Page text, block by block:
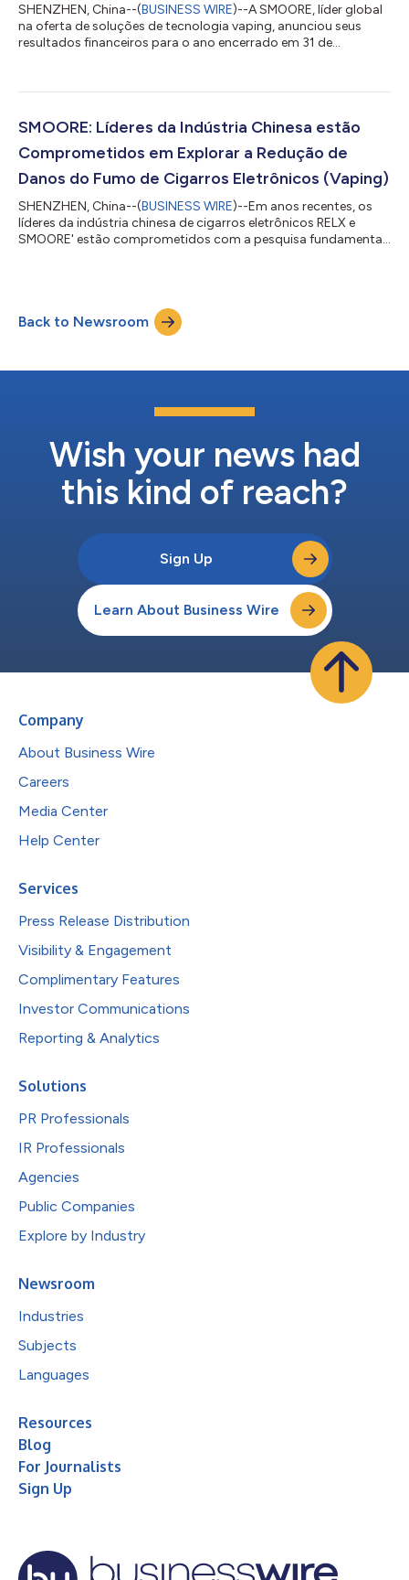
SHENZHEN, China--(BUSINESS WIRE)--A SMOORE, líder global
na oferta de soluções de tecnologia vaping, anunciou seus
resultados financeiros para o ano encerrado em 31 de
ano de aproximadamente 37,4%. A empresa também se
produção direta e indireta e atividades operacionais até 2050,
SMOORE: Líderes da Indústria Chinesa estão
Comprometidos em Explorar a Redução de
Danos do Fumo de Cigarros Eletrônicos (Vaping)
SHENZHEN, China--(BUSINESS WIRE)--Em anos recentes, os
líderes da indústria chinesa de cigarros eletrônicos RELX e
SMOORE' estão comprometidos com a pesquisa fundamental
pesquisa clínica da China sobre segurança do 'vaping'. Estuda
os efeitos agudos dos cigarros tradicionais e dos cigarros
Back to Newsroom
Wish your news had
this kind of reach?
Sign Up
Learn About Business Wire
Company
About Business Wire
Careers
Media Center
Help Center
Services
Press Release Distribution
Visibility & Engagement
Complimentary Features
Investor Communications
Reporting & Analytics
Solutions
PR Professionals
IR Professionals
Agencies
Public Companies
Explore by Industry
Newsroom
Industries
Subjects
Languages
Resources
Blog
For Journalists
Sign Up